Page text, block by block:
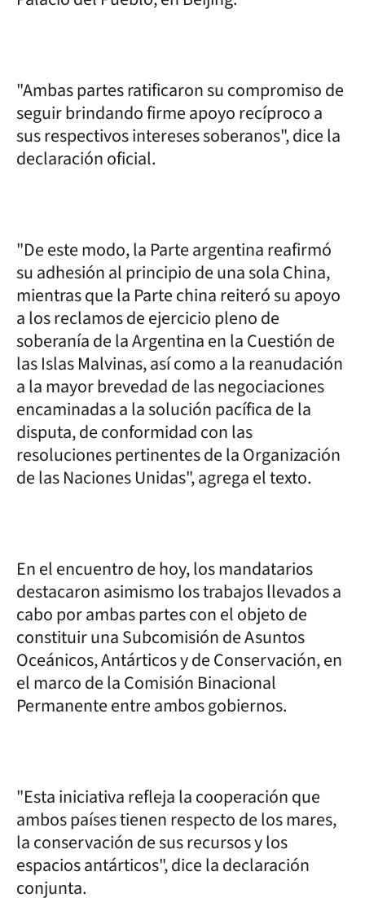
"Ambas partes ratificaron su compromiso de
seguir brindando firme apoyo recíproco a
sus respectivos intereses soberanos", dice la
declaración oficial.
"De este modo, la Parte argentina reafirmó
su adhesión al principio de una sola China,
mientras que la Parte china reiteró su apoyo
a los reclamos de ejercicio pleno de
soberanía de la Argentina en la Cuestión de
las Islas Malvinas, así como a la reanudación
a la mayor brevedad de las negociaciones
encaminadas a la solución pacífica de la
disputa, de conformidad con las
resoluciones pertinentes de la Organización
de las Naciones Unidas", agrega el texto.
En el encuentro de hoy, los mandatarios
destacaron asimismo los trabajos llevados a
cabo por ambas partes con el objeto de
constituir una Subcomisión de Asuntos
Oceánicos, Antárticos y de Conservación, en
el marco de la Comisión Binacional
Permanente entre ambos gobiernos.
"Esta iniciativa refleja la cooperación que
ambos países tienen respecto de los mares,
la conservación de sus recursos y los
espacios antárticos", dice la declaración
conjunta.